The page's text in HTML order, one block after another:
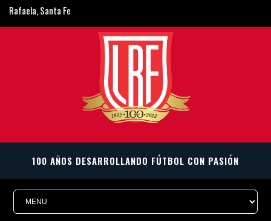
Rafaela, Santa Fe
ligarafaelina@gmail.com